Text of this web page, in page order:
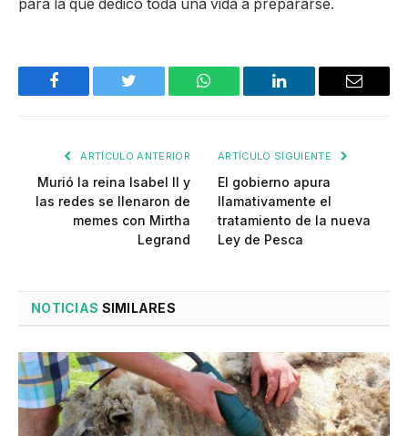
para la que dedicó toda una vida a prepararse.
Facebook Twitter WhatsApp LinkedIn Email
ARTÍCULO ANTERIOR
Murió la reina Isabel II y
las redes se llenaron de
memes con Mirtha
Legrand
ARTÍCULO SIGUIENTE
El gobierno apura
llamativamente el
tratamiento de la nueva
Ley de Pesca
NOTICIAS SIMILARES